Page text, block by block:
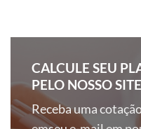
CALCULE SEU
PELO NOSSO SITE
Receba uma